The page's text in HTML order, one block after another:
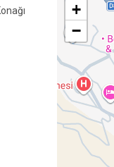
Çayırlı
İliç
Kemah
Kemaliye
Otlukbeli
Refahiye
Tercan
+
−